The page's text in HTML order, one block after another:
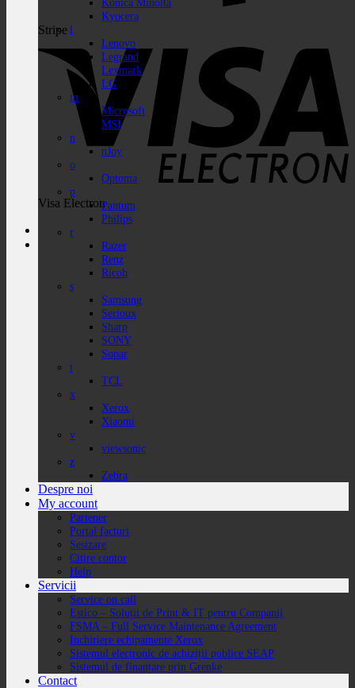
Stripe
Visa Electron
Kyocera
l
Lenovo
Legrand
Lexmark
LG
m
Microsoft
MSI
n
nJoy
o
Optoma
p
Pantum
Philips
r
Razer
Renz
Ricoh
s
Samsung
Serioux
Sharp
SONY
Sopar
t
TCL
x
Xerox
Xiaomi
v
viewsonic
z
Zebra
Despre noi
My account
Partener
Portal facturi
Sesizare
Citire contor
Help
Servicii
Service on call
Estico – Soluții de Print & IT pentru Companii
FSMA – Full Service Maintenance Agreement
Inchiriere echipamente Xerox
Sistemul electronic de achiziții publice SEAP
Sistemul de finanțare prin Grenke
Contact